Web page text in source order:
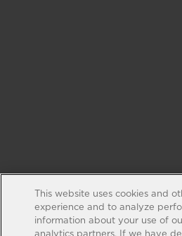
This website uses cookies and
experience and to analyze
information about your use of